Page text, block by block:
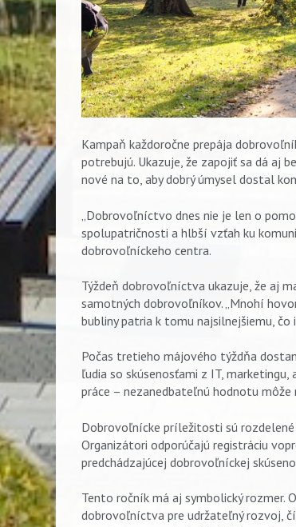
Kampaň každoročne prepája
potrebujú. Ukazuje, že zapojiť sa dá aj
nové na to, aby dobrý úmysel dostal
„Dobrovoľníctvo dnes nie je len o
spolupatričnosti a hlbší vzťah ku
dobrovoľníckeho centra.
Týždeň dobrovoľníctva ukazuje, že aj
samotných dobrovoľníkov. „Mnohí
bubliny patria k tomu najsilnejšiemu,
Počas tretieho májového týždňa
ľudia so skúsenosťami z IT,
práce – nezanedbateľnú hodnotu
Dobrovoľnícke príležitosti sú
Organizátori odporúčajú registráciu
predchádzajúcej dobrovoľníckej
Tento ročník má aj symbolický rozmer.
dobrovoľníctva pre udržateľný rozvoj,